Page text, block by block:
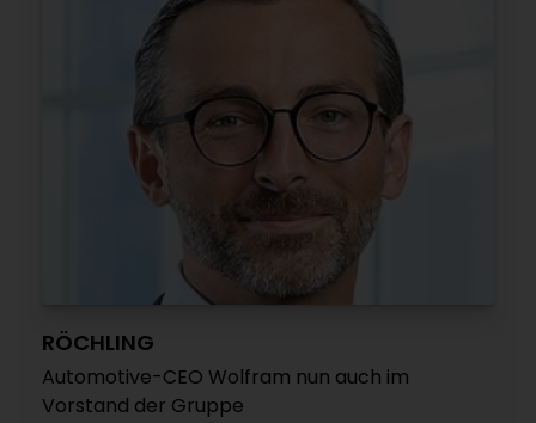
RÖCHLING
Automotive-CEO Wolfram nun auch im
Vorstand der Gruppe